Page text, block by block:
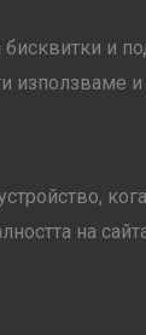
бисквитки
използваме
на